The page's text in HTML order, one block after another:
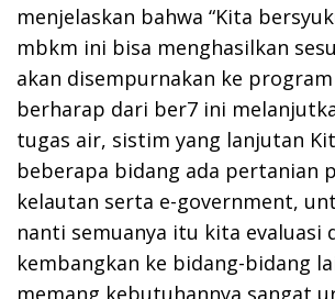
menjelaskan bahwa “Kita
mbkm ini bisa menghasilkan
akan disempurnakan ke
berharap dari ber7 ini
tugas air, sistim yang lanjutan
beberapa bidang ada pertanian
kelautan serta e-government,
nanti semuanya itu kita evaluasi
kembangkan ke bidang-bidang
memang kebutuhannya sangat